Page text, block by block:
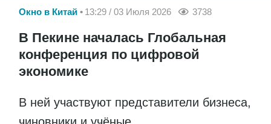
Окно в Китай 13:29 / 03 Июля 2026 3738
В Пекине началась Глобальная
конференция по цифровой
экономике
В ней участвуют представители бизнеса,